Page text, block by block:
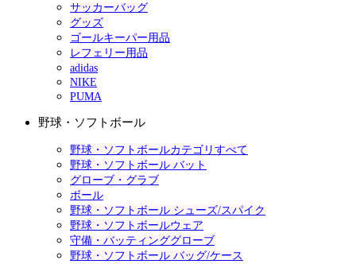
サッカーバッグ
グッズ
ゴールキーパー用品
レフェリー用品
adidas
NIKE
PUMA
野球・ソフトボール
野球・ソフトボールカテゴリすべて
野球・ソフトボール バット
グローブ・グラブ
ボール
野球・ソフトボール シューズ/スパイク
野球・ソフトボールウェア
守備・バッティンググローブ
野球・ソフトボール バッグ/ケース